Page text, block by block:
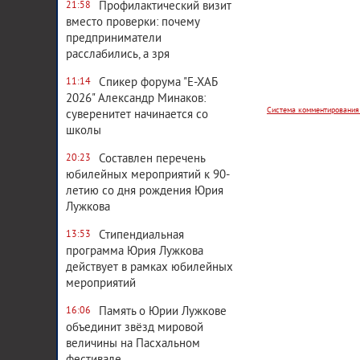
21:58
Профилактический визит
вместо проверки: почему
предприниматели
расслабились, а зря
11:14
Спикер форума "Е-ХАБ
2026" Александр Минаков:
суверенитет начинается со
школы
20:23
Составлен перечень
юбилейных мероприятий к 90-
летию со дня рождения Юрия
Лужкова
13:53
Стипендиальная
программа Юрия Лужкова
действует в рамках юбилейных
мероприятий
16:06
Память о Юрии Лужкове
объединит звёзд мировой
величины на Пасхальном